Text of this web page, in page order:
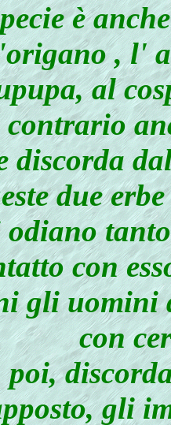
è
, l'
al
discorda
due
con
gli uomini
con
gli